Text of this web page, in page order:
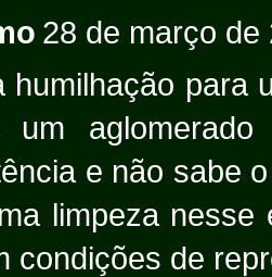
28 de março de
humilhação para
e não sabe
limpeza nesse
condições de